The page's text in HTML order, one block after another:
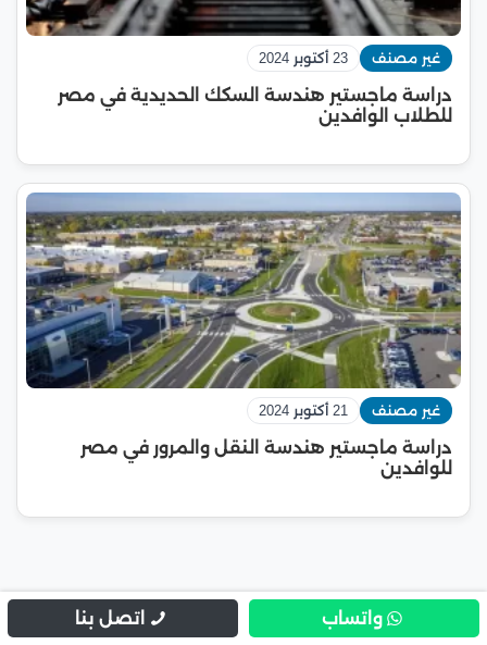
غير مصنف 23 أكتوبر 2024
دراسة ماجستير هندسة السكك الحديدية في مصر
للطلاب الوافدين
غير مصنف 21 أكتوبر 2024
دراسة ماجستير هندسة النقل والمرور في مصر
للوافدين
واتساب اتصل بنا